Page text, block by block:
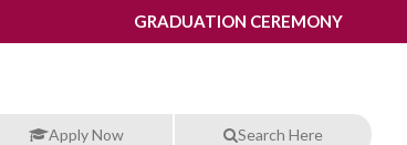
GRADUATION CEREMONY
Apply Now Search Here